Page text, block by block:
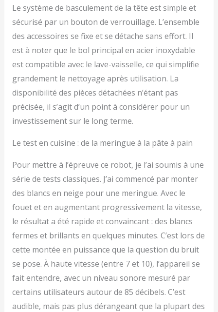
Le système de basculement de la tête est simple et
sécurisé par un bouton de verrouillage. L’ensemble
des accessoires se fixe et se détache sans effort. Il
est à noter que le bol principal en acier inoxydable
est compatible avec le lave-vaisselle, ce qui simplifie
grandement le nettoyage après utilisation. La
disponibilité des pièces détachées n’étant pas
précisée, il s’agit d’un point à considérer pour un
investissement sur le long terme.
Le test en cuisine : de la meringue à la pâte à pain
Pour mettre à l’épreuve ce robot, je l’ai soumis à une
série de tests classiques. J’ai commencé par monter
des blancs en neige pour une meringue. Avec le
fouet et en augmentant progressivement la vitesse,
le résultat a été rapide et convaincant : des blancs
fermes et brillants en quelques minutes. C’est lors de
cette montée en puissance que la question du bruit
se pose. À haute vitesse (entre 7 et 10), l’appareil se
fait entendre, avec un niveau sonore mesuré par
certains utilisateurs autour de 85 décibels. C’est
audible, mais pas plus dérangeant que la plupart des